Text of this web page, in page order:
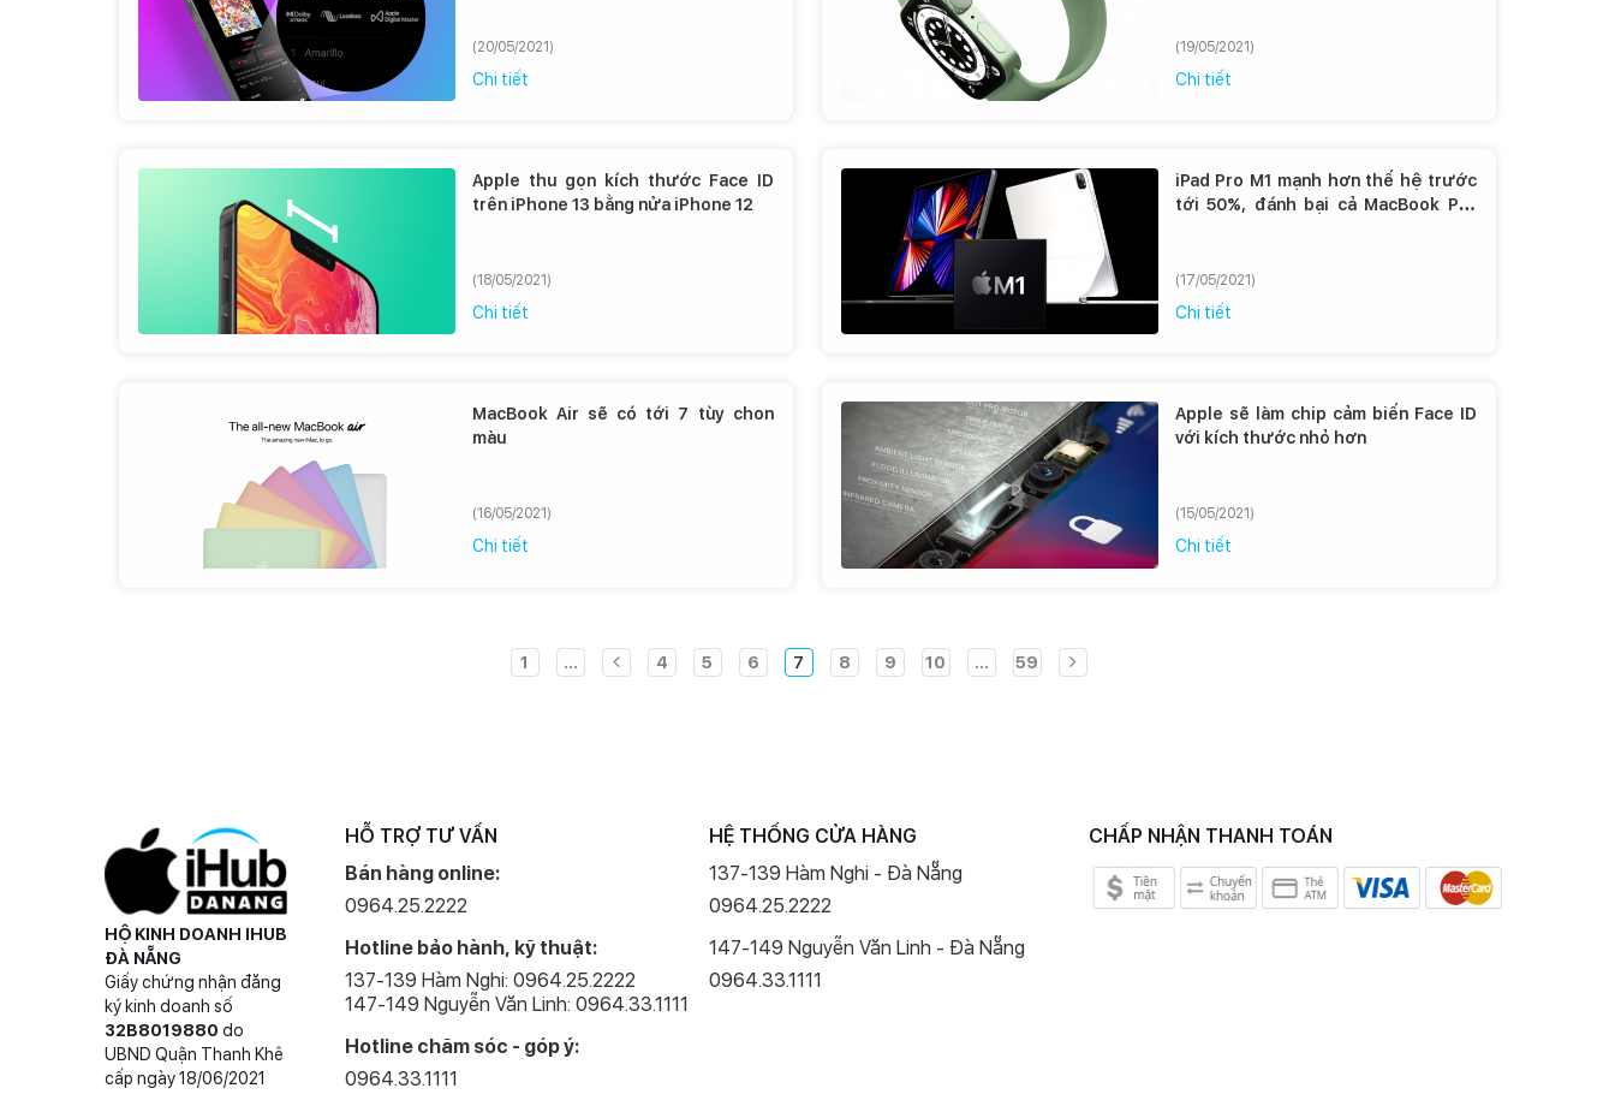
(20/05/2021)
Chi tiết
(19/05/2021)
Chi tiết
Apple thu gọn kích thước Face ID
trên iPhone 13 bằng nửa iPhone 12
(18/05/2021)
Chi tiết
iPad Pro M1 mạnh hơn thế hệ trước
tới 50%, đánh bại cả MacBook Pro
(17/05/2021)
Chi tiết
MacBook Air sẽ có tới 7 tùy chon
màu
(16/05/2021)
Chi tiết
Apple sẽ làm chip cảm biến Face ID
với kích thước nhỏ hơn
(15/05/2021)
Chi tiết
1 ... 4 5 6 7 8 9 10 ... 59
HỘ KINH DOANH IHUB
ĐÀ NẴNG
Giấy chứng nhận đăng
ký kinh doanh số
32B8019880 do
UBND Quận Thanh Khê
cấp ngày 18/06/2021
HỖ TRỢ TƯ VẤN
Bán hàng online:
0964.25.2222
Hotline bảo hành, kỹ thuật:
137-139 Hàm Nghi: 0964.25.2222
147-149 Nguyễn Văn Linh: 0964.33.1111
Hotline chăm sóc - góp ý:
0964.33.1111
HỆ THỐNG CỬA HÀNG
137-139 Hàm Nghi - Đà Nẵng
0964.25.2222
147-149 Nguyễn Văn Linh - Đà Nẵng
0964.33.1111
CHẤP NHẬN THANH TOÁN